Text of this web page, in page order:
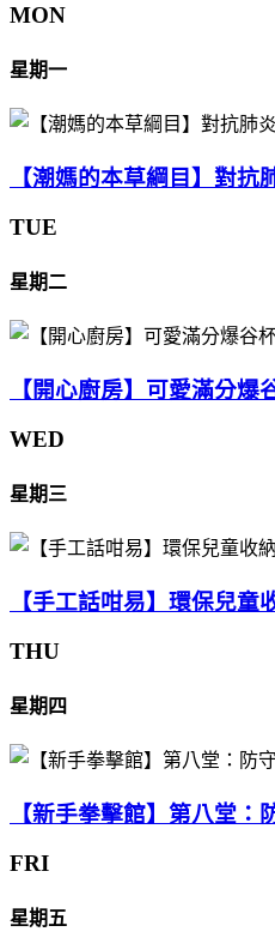
MON
星期一
【潮媽的本草綱目】對抗
TUE
星期二
【開心廚房】可愛滿分爆
WED
星期三
【手工話咁易】環保兒童
THU
星期四
【新手拳擊館】第八堂：
FRI
星期五